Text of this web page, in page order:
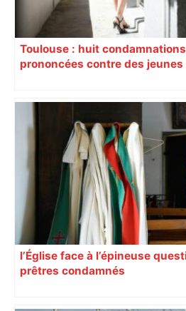
Toulouse : huit condamnations
prononcées contre des jeunes
l’Église face à l’épineuse
prêtres condamnés